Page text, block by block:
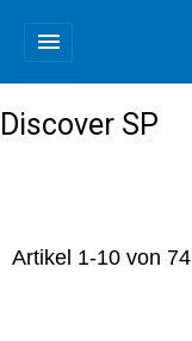
menu
Discover SP
Artikel 1-10 von 74